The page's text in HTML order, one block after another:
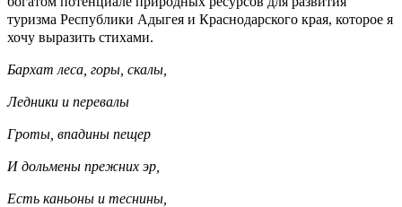
туризма Республики Адыгея и Краснодарского края, которое я
хочу выразить стихами.
Бархат леса, горы, скалы,
Ледники и перевалы
Гроты, впадины пещер
И дольмены прежних эр,
Есть каньоны и теснины,